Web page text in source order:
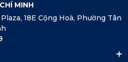
MINH
18E Cộng Hoà, Phường Tân